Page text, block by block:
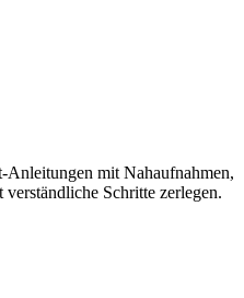
mit Nahaufnahmen,
Schritte zerlegen.